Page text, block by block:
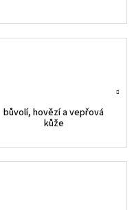
bůvolí, hovězí a vepřová
kůže